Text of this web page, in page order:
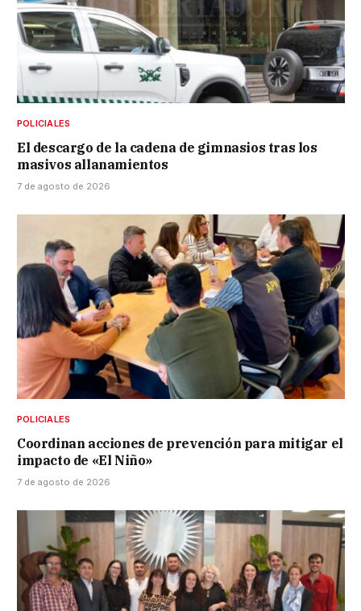
POLICIALES
El descargo de la cadena de gimnasios tras los
masivos allanamientos
7 de agosto de 2026
POLICIALES
Coordinan acciones de prevención para mitigar el
impacto de «El Niño»
7 de agosto de 2026